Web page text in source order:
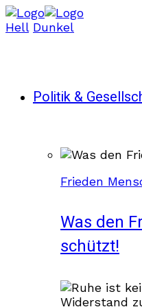
Hell Dunkel
Politik &
Frieden
Was den
schützt!